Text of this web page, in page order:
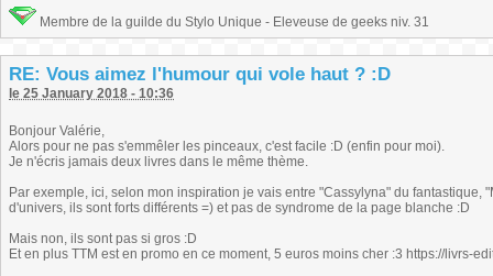
Membre de la guilde du Stylo Unique - Eleveuse de geeks niv. 31
RE: Vous aimez l'humour qui vole haut ? :D
le 25 January 2018 - 10:36
Bonjour Valérie,
Alors pour ne pas s'emmêler les pinceaux, c'est facile :D (enfin pour moi).
Je n'écris jamais deux livres dans le même thème.
Par exemple, ici, selon mon inspiration je vais entre "Cassylyna" du fantastique,
d'univers, ils sont forts différents =) et pas de syndrome de la page blanche :D
Mais non, ils sont pas si gros :D
Et en plus TTM est en promo en ce moment, 5 euros moins cher :3 https://livrs-